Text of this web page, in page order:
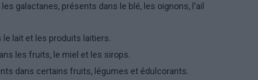
galactanes, présents dans le blé, les oignons, l'ail
le lait et les produits laitiers.
les fruits, le miel et les sirops.
dans certains fruits, légumes et édulcorants.